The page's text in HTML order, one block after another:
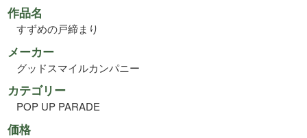
作品名
すずめの戸締まり
メーカー
グッドスマイルカンパニー
カテゴリー
POP UP PARADE
価格